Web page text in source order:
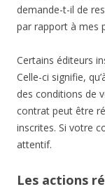
demande-t-il de
par rapport à mes
Certains éditeurs
Celle-ci signifie,
des conditions de
contrat peut être
inscrites. Si votre
attentif.
Les actions